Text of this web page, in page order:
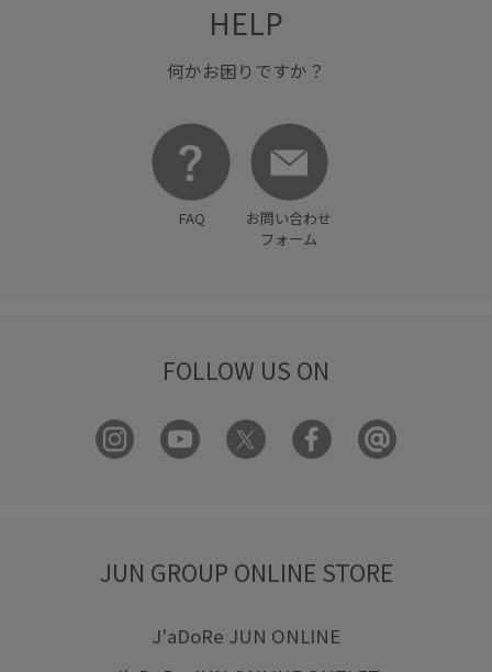
HELP
何かお困りですか？
FAQ
お問い合わせ
フォーム
FOLLOW US ON
JUN GROUP ONLINE STORE
J'aDoRe JUN ONLINE